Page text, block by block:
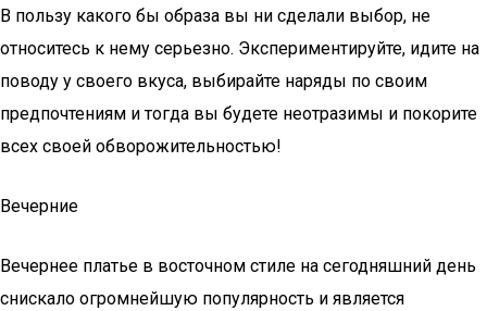
В пользу какого бы образа вы ни сделали выбор, не
относитесь к нему серьезно. Экспериментируйте, идите на
поводу у своего вкуса, выбирайте наряды по своим
предпочтениям и тогда вы будете неотразимы и покорите
всех своей обворожительностью!
Вечерние
Вечернее платье в восточном стиле на сегодняшний день
снискало огромнейшую популярность и является